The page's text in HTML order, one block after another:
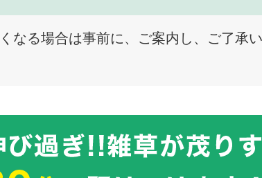
なる場合は事前に、ご案内し、ご了承